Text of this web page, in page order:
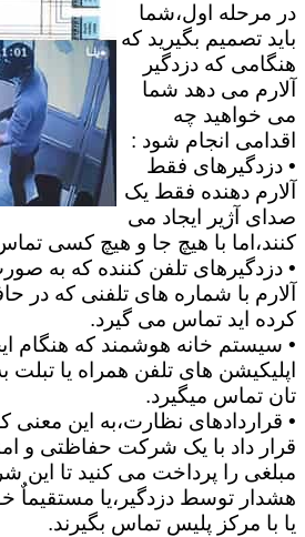
در مرحله اول،شما
باید تصمیم بگیرید که
هنگامی که دزدگیر
آلارم می دهد شما
می خواهید چه
اقدامی انجام شود :
• دزدگیرهای فقط
آلارم دهنده فقط یک
صدای آژیر ایجاد می
کنند،اما با هیچ جا و هیچ کسی
• دزدگیرهای تلفن کننده که به
آلارم با شماره های تلفنی که در
کرده اید تماس می گیرد.
• سیستم خانه هوشمند که هنگام
اپلیکیشن های تلفن همراه یا تبلت
تان تماس میگیرد.
• قراردادهای نظارت،به این
قرار داد با یک شرکت حفاظتی و
مبلغی را پرداخت می کنید تا این
هشدار توسط دزدگیر،یا مستقیماٌ
یا با مرکز پلیس تماس بگیرند.